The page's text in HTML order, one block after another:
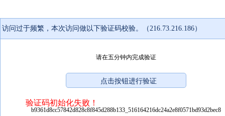
访问过于频繁，本次访问做以下验证码校验。（216.73.216.186）
请在五分钟内完成验证
验证码初始化失败！
b9361d8cc57842d828c8f845d288b133_516164216dc24a2e8f0571bd93d2bec8